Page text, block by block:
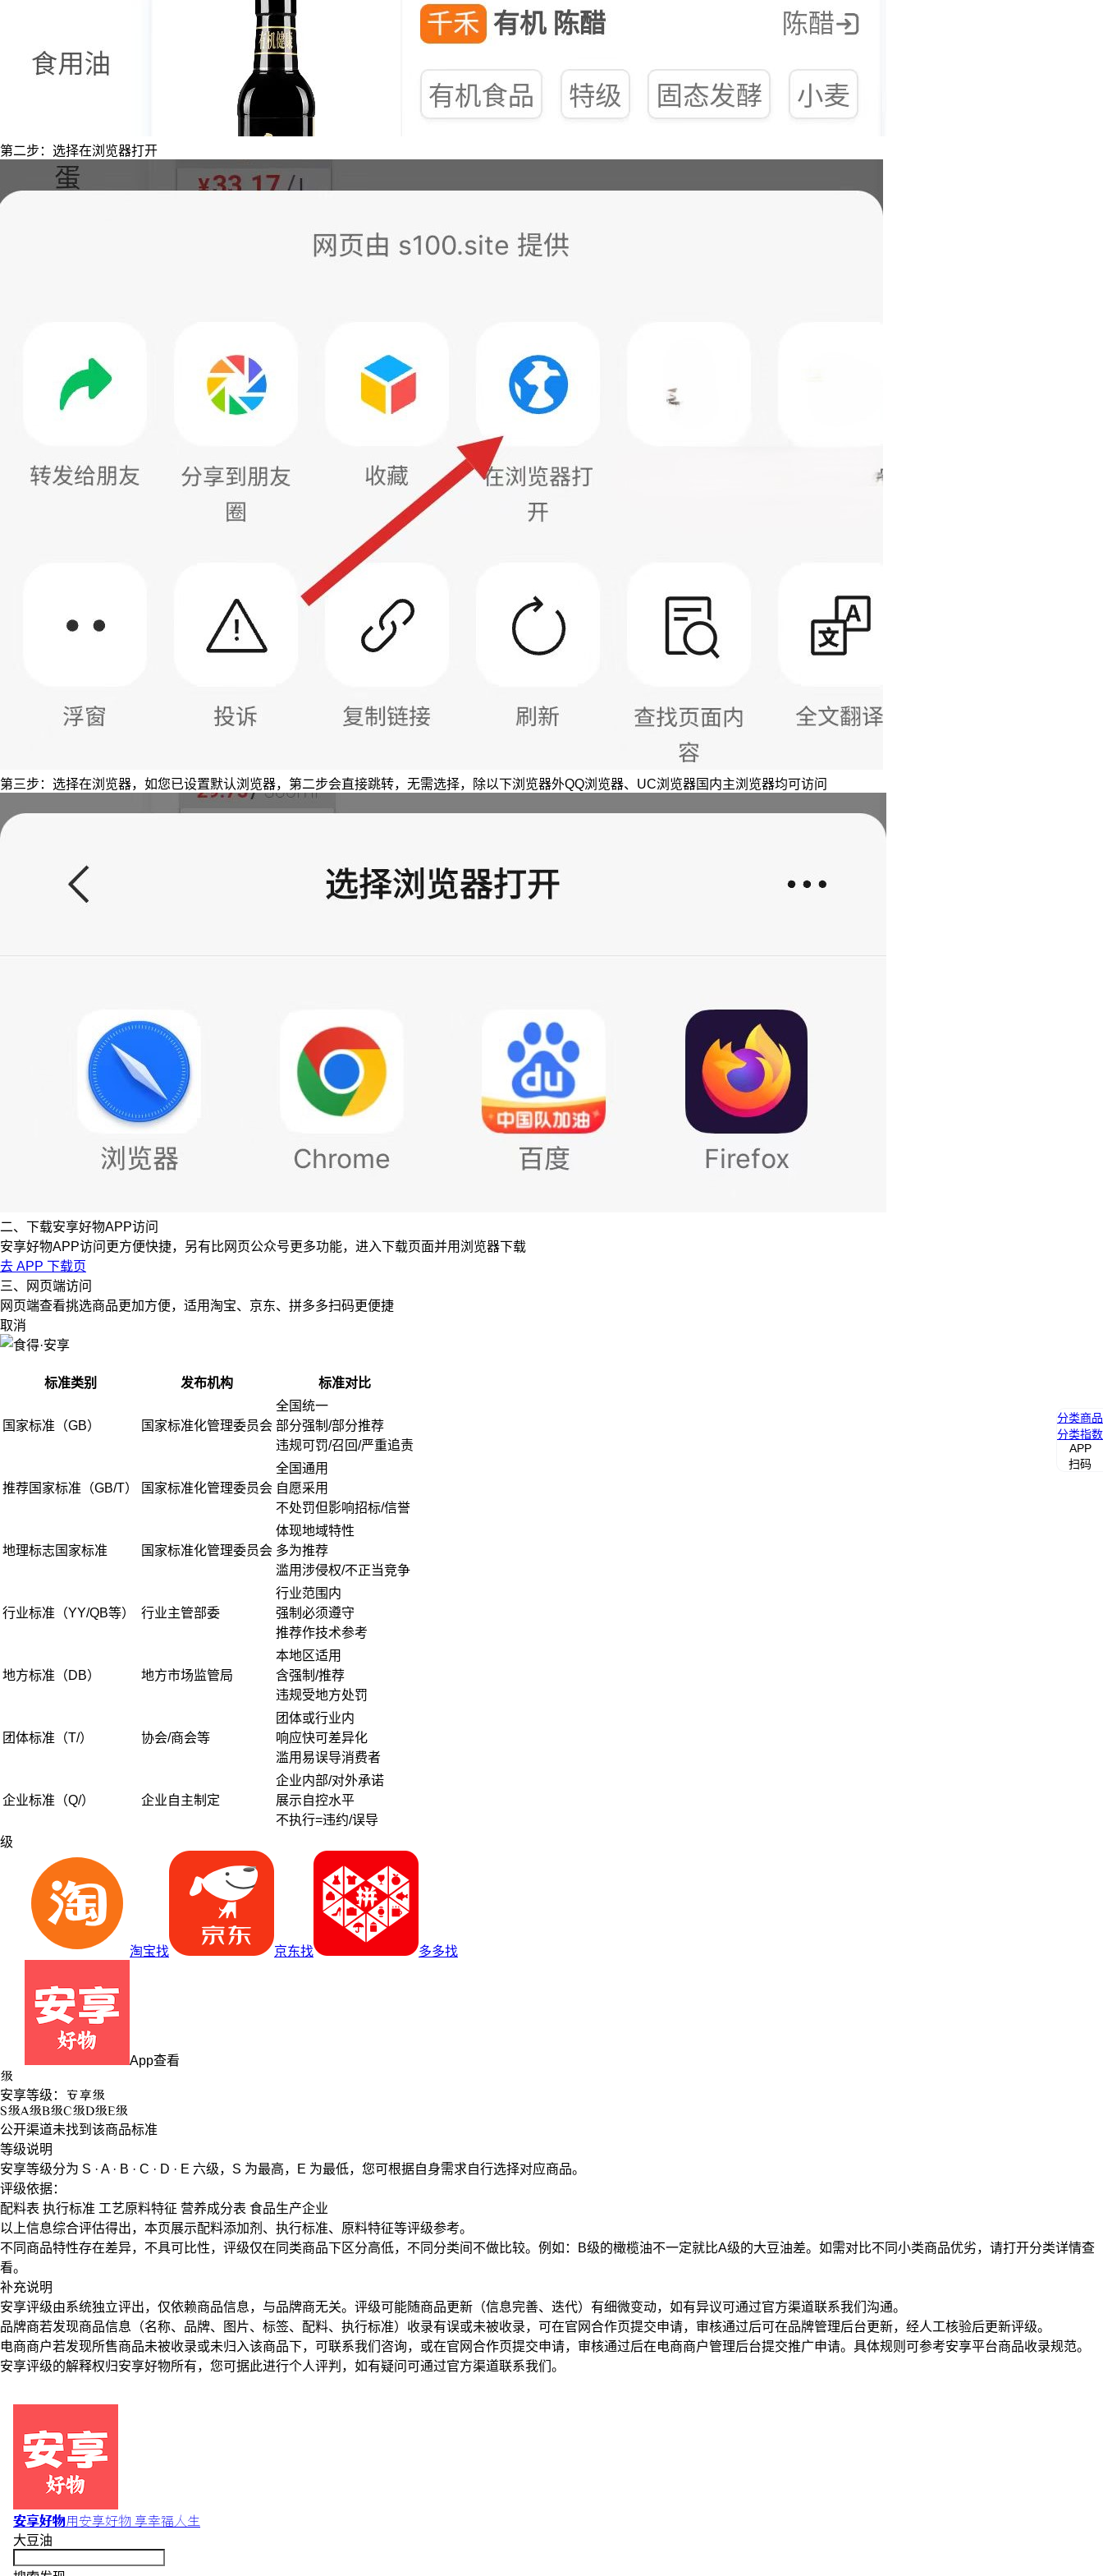
第二步：选择在浏览器打开
第三步：选择在浏览器，如您已设置默认浏览器，第二步会直接跳转，无需选择，除以下浏览器外QQ浏览器、UC浏览器国内主浏览器均可访问
二、下载安享好物APP访问
安享好物APP访问更方便快捷，另有比网页公众号更多功能，进入下载页面并用浏览器下载
去 APP 下载页
三、网页端访问
网页端查看挑选商品更加方便，适用淘宝、京东、拼多多扫码更便捷
取消
标准类别 发布机构 标准对比
国家标准（GB） 国家标准化管理委员会
全国统一
部分强制/部分推荐
违规可罚/召回/严重追责
推荐国家标准（GB/T） 国家标准化管理委员会
全国通用
自愿采用
不处罚但影响招标/信誉
地理标志国家标准 国家标准化管理委员会
体现地域特性
多为推荐
滥用涉侵权/不正当竞争
行业标准（YY/QB等） 行业主管部委
行业范围内
强制必须遵守
推荐作技术参考
地方标准（DB） 地方市场监管局
本地区适用
含强制/推荐
违规受地方处罚
团体标准（T/） 协会/商会等
团体或行业内
响应快可差异化
滥用易误导消费者
企业标准（Q/） 企业自主制定
企业内部/对外承诺
展示自控水平
不执行=违约/误导
级
淘宝找 京东找 多多找
App查看
级
安享等级： 安享级
S级A级B级C级D级E级
公开渠道未找到该商品标准
等级说明
安享等级分为 S · A · B · C · D · E 六级， S 为最高， E 为最低，您可根据自身需求自行选择对应商品。
评级依据：
配料表 执行标准 工艺原料特征 营养成分表 食品生产企业
以上信息综合评估得出，本页展示配料添加剂 、 执行标准、 原料特征等评级参考。
不同商品特性存在差异，不具可比性，评级仅在 同类商品下区分高低，不同分类间不做比较。例如：B级的橄榄油不一定就比A级的大豆油差。如需对比不同小类商品优劣，请打开分类详情查
看。
补充说明
安享评级由系统独立评出，仅依赖商品信息， 与品牌商无关。评级可能随商品更新（信息完善、迭代）有细微变动，如有异议可通过官方渠道联系我们沟通。
品牌商若发现商品信息（名称、品牌、图片、标签、配料、执行标准）收录有误或未被收录，可在官网合作页提交申请，审核通过后可在品牌管理后台更新，经人工核验后更新评级。
电商商户若发现所售商品未被收录或未归入该商品下，可联系我们咨询，或在官网合作页提交申请，审核通过后在电商商户管理后台提交推广申请。具体规则可参考安享平台商品收录规范。
安享评级的解释权归安享好物所有，您可据此进行个人评判，如有疑问可通过官方渠道联系我们。
安享好物用安享好物 享幸福人生
大豆油
分类商品
分类指数
APP
扫码